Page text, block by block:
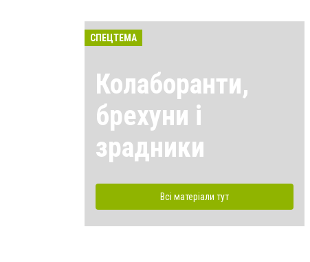
СПЕЦТЕМА
Колаборанти,
брехуни і
зрадники
Всі матеріали тут